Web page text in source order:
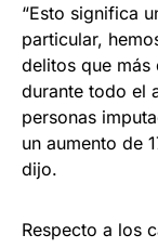
“Esto significa
particular,
delitos que más
durante todo el
personas
un aumento de
dijo.
Respecto a los